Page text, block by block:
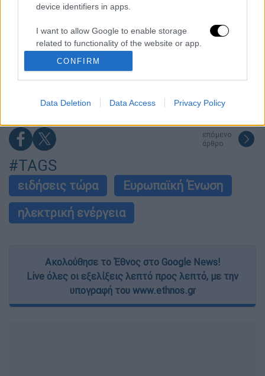
device identifiers in apps.
I want to allow Google to enable storage
related to functionality of the website or app.
I want to allow Google to enable storage
related to personalization.
I want to allow Google to enable storage
functionality and fraud prevention, and other
user protection.
CONFIRM
Data Deletion Data Access Privacy Policy
κατάστημα και ρώτησε πόσο «κοστίζει»
ανήλικο κορίτσι για να ασελγήσει πάνω του
Marfin: «Δεν έχω καμία σχέση με την
επίθεση» λέει η 46χρονη - Τι αποκάλυψε
στους αστυνομικούς
επόμενο
άρθρο
#TAGS
ειδήσεις τώρα
Ευρωπαϊκή Ένωση
ηλεκτρική ενέργεια
Ακολούθησε το Έθνος στο Google News!
Live όλες οι εξελίξεις λεπτό προς λεπτό, με την
υπογραφή του www.ethnos.gr